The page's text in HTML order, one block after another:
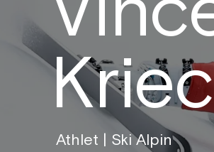
Athlet | Ski Alpin